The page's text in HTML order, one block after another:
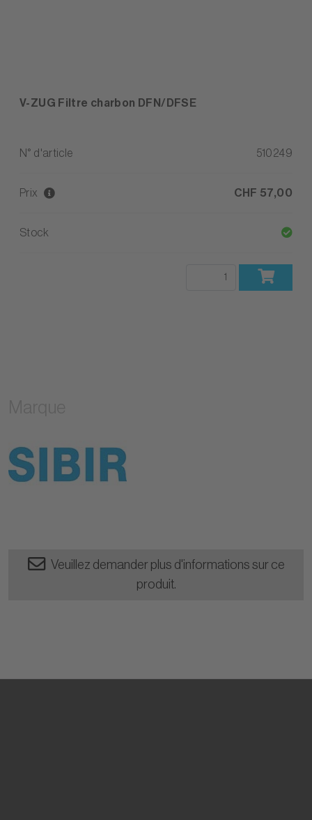
V-ZUG Filtre charbon DFN/DFSE
N° d'article 510249
Prix CHF 57,00
Stock
Veuillez demander plus d'informations sur ce
produit.